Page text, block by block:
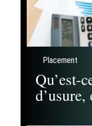
Placement
Qu’est-